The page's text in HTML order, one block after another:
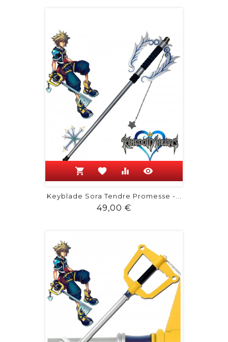
shopping_cart favorite equalizer visibility
Keyblade Sora Tendre Promesse -...
49,00 €